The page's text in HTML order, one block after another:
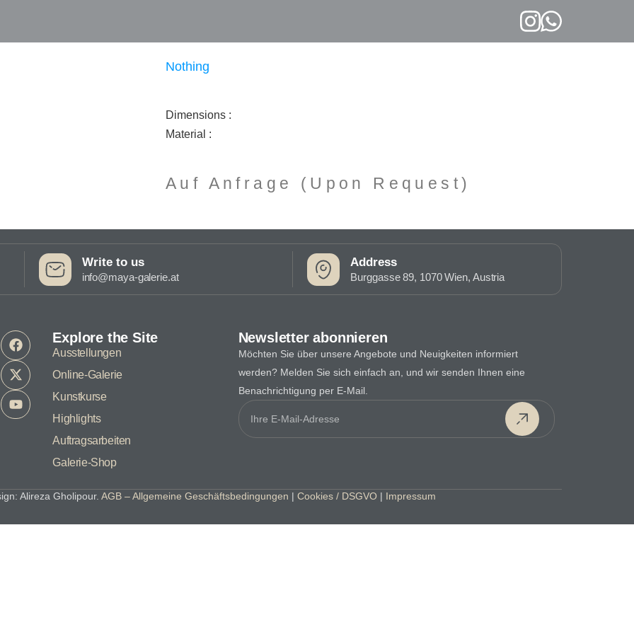
Nothing
Dimensions :
Material :
Auf Anfrage (Upon Request)
Write to us
info@maya-galerie.at
Address
Burggasse 89, 1070 Wien, Austria
Explore the Site
Ausstellungen
Online-Galerie
Kunstkurse
Highlights
Auftragsarbeiten
Galerie-Shop
Newsletter abonnieren
Möchten Sie über unsere Angebote und Neuigkeiten informiert
werden? Melden Sie sich einfach an, und wir senden Ihnen eine
Benachrichtigung per E-Mail.
Alireza Gholipour. AGB – Allgemeine Geschäftsbedingungen | Cookies / DSGVO | Impressum